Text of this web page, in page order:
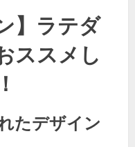
】​ラテダ
ススメし
たデザイン